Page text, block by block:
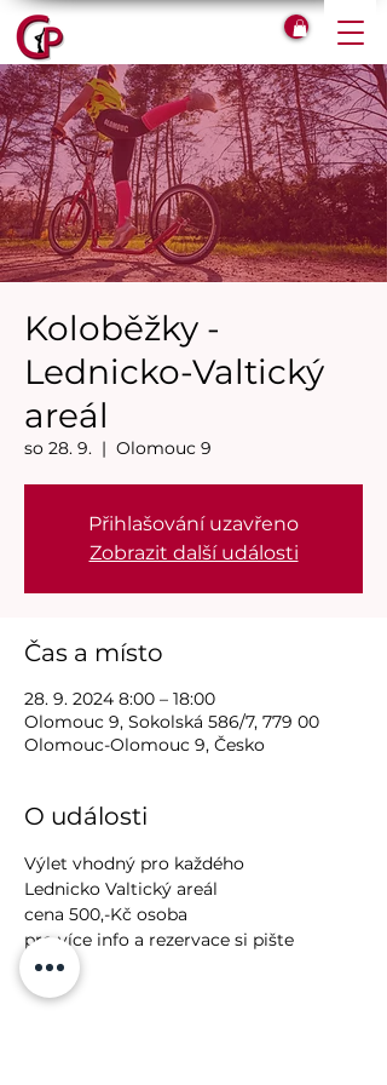
Koloběžky -
Lednicko-Valtický
areál
so 28. 9.
  |
Olomouc 9
Přihlašování uzavřeno
Zobrazit další události
Čas a místo
28. 9. 2024 8:00 – 18:00
Olomouc 9, Sokolská 586/7, 779 00
Olomouc-Olomouc 9, Česko
O události
Výlet vhodný pro každého
Lednicko Valtický areál
cena 500,-Kč osoba
pro více info a rezervace si pište